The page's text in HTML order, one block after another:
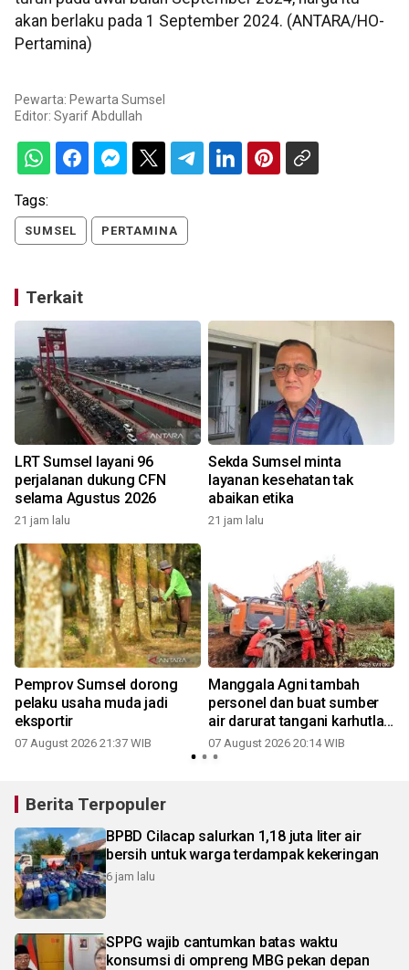
akan berlaku pada 1 September 2024. (ANTARA/HO-
Pertamina)
Pewarta: Pewarta Sumsel
Editor: Syarif Abdullah
Tags:
SUMSEL PERTAMINA
Terkait
LRT Sumsel layani 96
perjalanan dukung CFN
selama Agustus 2026
21 jam lalu
Sekda Sumsel minta
layanan kesehatan tak
abaikan etika
21 jam lalu
Pemprov Sumsel dorong
pelaku usaha muda jadi
eksportir
07 August 2026 21:37 WIB
Manggala Agni tambah
personel dan buat sumber
air darurat tangani karhutla
di OKI
07 August 2026 20:14 WIB
Berita Terpopuler
BPBD Cilacap salurkan 1,18 juta liter air
bersih untuk warga terdampak kekeringan
6 jam lalu
SPPG wajib cantumkan batas waktu
konsumsi di ompreng MBG pekan depan